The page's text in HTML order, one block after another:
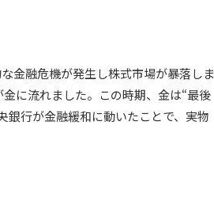
金融危機が発生し株式市場が暴落しま
に流れました。この時期、金は“最後
銀行が金融緩和に動いたことで、実物